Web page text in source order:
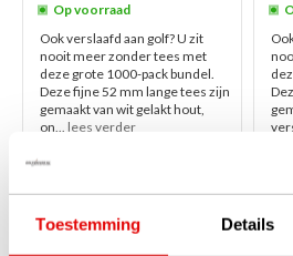
Toestemming Details
Op voorraad
Ook verslaafd aan golf? U zit
nooit meer zonder tees met
deze grote 1000-pack bundel.
Deze fijne 52 mm lange tees zijn
gemaakt van wit gelakt hout,
on... lees verder
€29,95